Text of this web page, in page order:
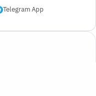
Telegram App